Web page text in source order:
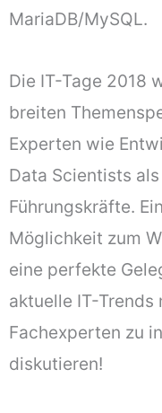
MariaDB/MySQL.
Die IT-Tage 2018
breiten
Experten wie
Data Scientists
Führungskräfte.
Möglichkeit zum
eine perfekte
aktuelle IT-
Fachexperten zu
diskutieren!